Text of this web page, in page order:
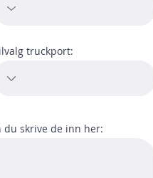
truckport:
du skrive de inn her: